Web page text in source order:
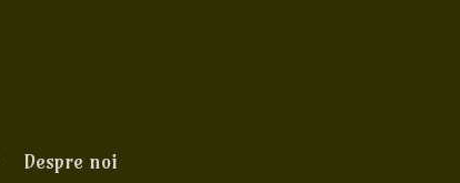
Despre noi